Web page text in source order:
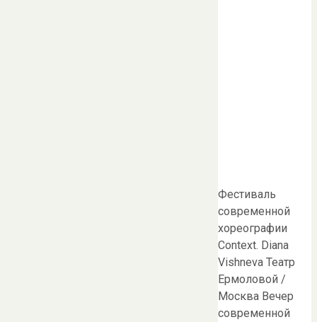
Фестиваль
современной
хореографии
Context. Diana
Vishneva Театр
Ермоловой /
Москва Вечер
современной